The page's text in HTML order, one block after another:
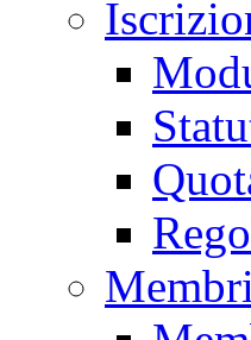
Membri